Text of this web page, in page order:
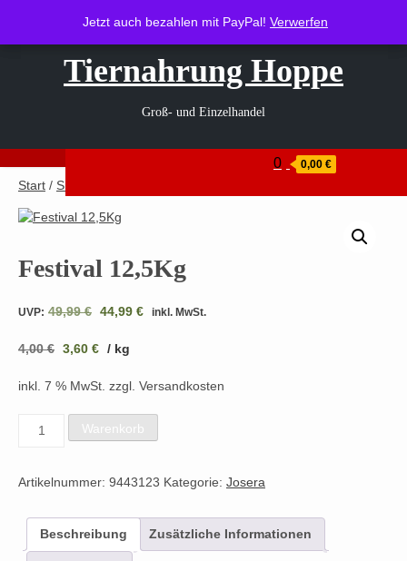
Jetzt auch bezahlen mit PayPal! Verwerfen
springen
Heerstraße 1, 35410 Hungen info@tiernahrung-hoppe.de
Tiernahrung Hoppe
Groß- und Einzelhandel
0 0,00 €
Jetzt auch bezahlen mit PayPal! Verwerfen
Start / Shop
Festival 12,5Kg
UVP: 49,99€ Ursprünglicher
war:
44,99 € Aktueller
inkl. MwSt.
4,00€ 3,60 € / kg
inkl. 7 % MwSt. zzgl. Versandkosten
Warenkorb
Artikelnummer: 9443123 Kategorie: Josera
Beschreibung Zusätzliche Informationen